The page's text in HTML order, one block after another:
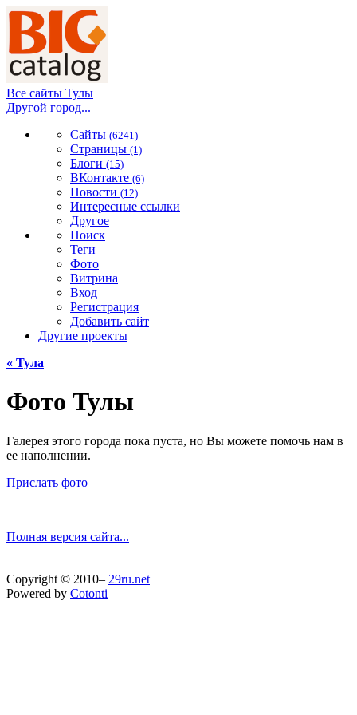
Все сайты Тулы
Другой город...
Сайты (6241)
Страницы (1)
Блоги (15)
ВКонтакте (6)
Новости (12)
Интересные ссылки
Другое
Поиск
Теги
Фото
Витрина
Вход
Регистрация
Добавить сайт
Другие проекты
« Тула
Фото Тулы
Галерея этого города пока пуста, но Вы можете помочь нам в
ее наполнении.
Прислать фото
Полная версия сайта...
Copyright © 2010– 29ru.net
Powered by Cotonti